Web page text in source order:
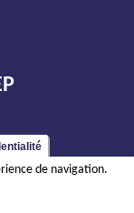
de navigation.